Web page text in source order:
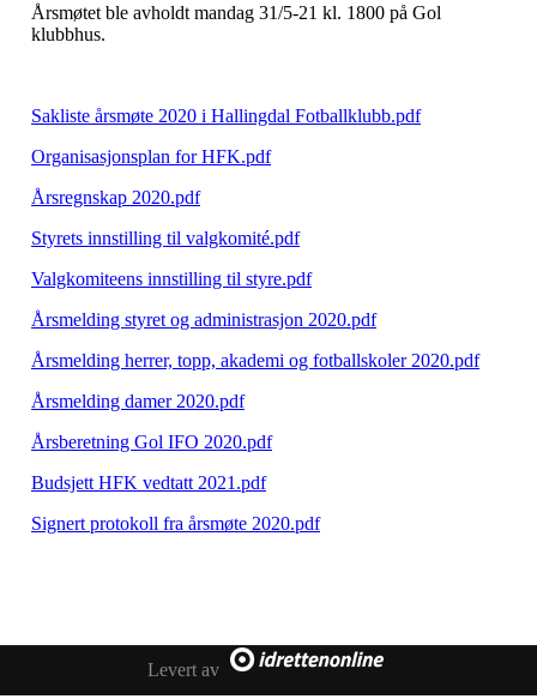
Årsmøtet ble avholdt mandag 31/5-21 kl. 1800 på Gol
klubbhus.
Sakliste årsmøte 2020 i Hallingdal Fotballklubb.pdf
Organisasjonsplan for HFK.pdf
Årsregnskap 2020.pdf
Styrets innstilling til valgkomité.pdf
Valgkomiteens innstilling til styre.pdf
Årsmelding styret og administrasjon 2020.pdf
Årsmelding herrer, topp, akademi og fotballskoler 2020.pdf
Årsmelding damer 2020.pdf
Årsberetning Gol IFO 2020.pdf
Budsjett HFK vedtatt 2021.pdf
Signert protokoll fra årsmøte 2020.pdf
Levert av